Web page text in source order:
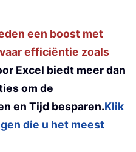
een boost met
efficiëntie zoals
Excel biedt meer dan
om de
en Tijd besparen.Klik
die u het meest